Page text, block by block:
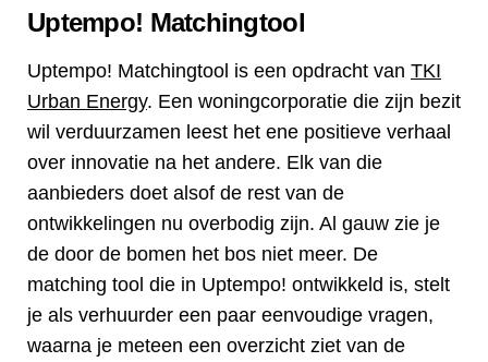
Uptempo! Matchingtool
Uptempo! Matchingtool is een opdracht van TKI
Urban Energy. Een woningcorporatie die zijn bezit
wil verduurzamen leest het ene positieve verhaal
over innovatie na het andere. Elk van die
aanbieders doet alsof de rest van de
ontwikkelingen nu overbodig zijn. Al gauw zie je
de door de bomen het bos niet meer. De
matching tool die in Uptempo! ontwikkeld is, stelt
je als verhuurder een paar eenvoudige vragen,
waarna je meteen een overzicht ziet van de